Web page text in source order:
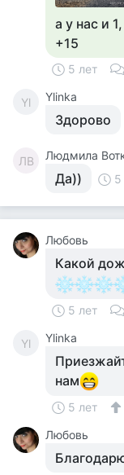
а у нас и
+15
5 лет
Yl Ylinka
Здорово
ЛВ Людмила
Да)) 5
Любовь
Какой
5 лет
Yl Ylinka
нам
5 лет
Любовь